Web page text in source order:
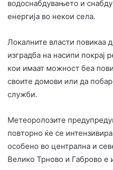
водоснабдувањето и
енергија во некои села.
Локалните власти повикаа
изградба на насипи покрај
кои имаат можност беа
своите домови или да
служби.
Метеоролозите
повторно ќе се
особено во централна и
Велико Трново и Габрово е